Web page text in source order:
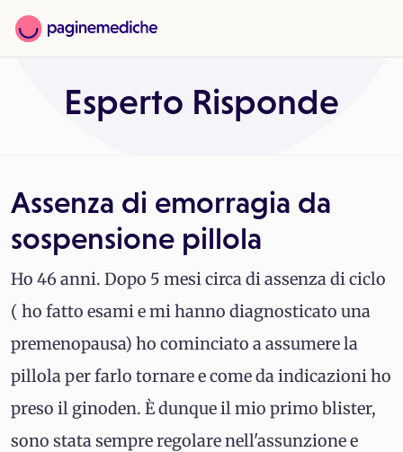
Esperto Risponde
Assenza di emorragia da
sospensione pillola
Ho 46 anni. Dopo 5 mesi circa di assenza di ciclo
( ho fatto esami e mi hanno diagnosticato una
premenopausa) ho cominciato a assumere la
pillola per farlo tornare e come da indicazioni ho
preso il ginoden. È dunque il mio primo blister,
sono stata sempre regolare nell'assunzione e